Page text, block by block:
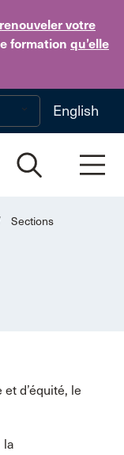
renouveler votre
formation qu’elle
to main content
English
Sections
d’équité, le
la